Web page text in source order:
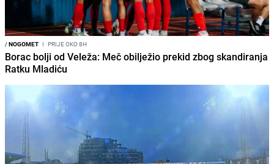
/NOGOMET I PRIJE OKO 8H
Borac bolji od Veleža: Meč obilježio prekid zbog skandiranja
Ratku Mladiću